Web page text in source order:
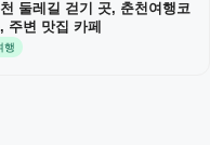
둘레길 걷기 곳, 춘천여행코
주변 맛집 카페
행